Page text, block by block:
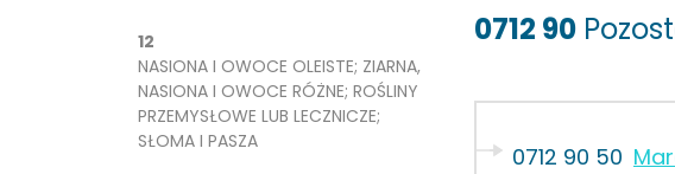
12
NASIONA I OWOCE OLEISTE; ZIARNA,
NASIONA I OWOCE RÓŻNE; ROŚLINY
PRZEMYSŁOWE LUB LECZNICZE;
SŁOMA I PASZA
0712 90
0712 90 50